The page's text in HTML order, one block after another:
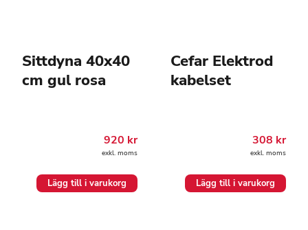
Sittdyna 40x40
cm gul rosa
920 kr
exkl. moms
Lägg till i varukorg
Cefar Elektrod
kabelset
308 kr
exkl. moms
Lägg till i varukorg